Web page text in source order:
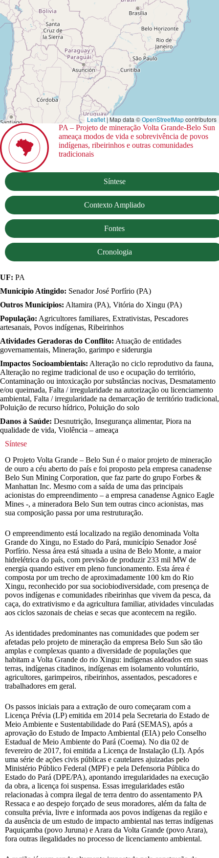
Leaflet | Map data ©OpenStreetMapcontributors
PA – Projeto de mineração Volta Grande-Belo Sun
ameaça modos de vida e sobrevivência de povos
indígenas, ribeirinhos e outras comunidades
tradicionais
Síntese
Contexto Ampliado
Fontes
Cronologia
UF: PA
Município Atingido: Senador José Porfírio (PA)
Outros Municípios: Altamira (PA), Vitória do Xingu (PA)
População: Agricultores familiares, Extrativistas, Pescadores
artesanais, Povos indígenas, Ribeirinhos
Atividades Geradoras do Conflito: Atuação de entidades
governamentais, Mineração, garimpo e siderurgia
Impactos Socioambientais: Alteração no ciclo reprodutivo da fauna,
Alteração no regime tradicional de uso e ocupação do território,
Contaminação ou intoxicação por substâncias nocivas, Desmatamento
e/ou queimada, Falta / irregularidade na autorização ou licenciamento
ambiental, Falta / irregularidade na demarcação de território tradicional,
Poluição de recurso hídrico, Poluição do solo
Danos à Saúde: Desnutrição, Insegurança alimentar, Piora na
qualidade de vida, Violência – ameaça
Síntese
O Projeto Volta Grande – Belo Sun é o maior projeto de mineração
de ouro a céu aberto do país e foi proposto pela empresa canadense
Belo Sun Mining Corporation, que faz parte do grupo Forbes &
Manhattan Inc. Mesmo com a saída de uma das principais
acionistas do empreendimento – a empresa canadense Agnico Eagle
Mines -, a mineradora Belo Sun tem outras cinco acionistas, mas
sua composição passa por uma restruturação.
O empreendimento está localizado na região denominada Volta
Grande do Xingu, no Estado do Pará, município Senador José
Porfírio. Nessa área está situada a usina de Belo Monte, a maior
hidrelétrica do país, com previsão de produzir 233 mil MW de
energia quando estiver em pleno funcionamento. Esta área é
composta por um trecho de aproximadamente 100 km do Rio
Xingu, reconhecido por sua sociobiodiversidade, com presença de
povos indígenas e comunidades ribeirinhas que vivem da pesca, da
caça, do extrativismo e da agricultura familiar, atividades vinculadas
aos ciclos sazonais de cheias e secas que acontecem na região.
As identidades predominantes nas comunidades que podem ser
afetadas pelo projeto de mineração da empresa Belo Sun são tão
amplas e complexas quanto a diversidade de populações que
habitam a Volta Grande do rio Xingu: indígenas aldeados em suas
terras, indígenas citadinos, indígenas em isolamento voluntário,
agricultores, garimpeiros, ribeirinhos, assentados, pescadores e
trabalhadores em geral.
Os passos iniciais para a extração de ouro começaram com a
Licença Prévia (LP) emitida em 2014 pela Secretaria do Estado de
Meio Ambiente e Sustentabilidade do Pará (SEMAS), após a
aprovação do Estudo de Impacto Ambiental (EIA) pelo Conselho
Estadual de Meio Ambiente do Pará (Coema). No dia 02 de
fevereiro de 2017, foi emitida a Licença de Instalação (LI). Após
uma série de ações civis públicas e cautelares ajuizadas pelo
Ministério Público Federal (MPF) e pela Defensoria Pública do
Estado do Pará (DPE/PA), apontando irregularidades na execução
da obra, a licença foi suspensa. Essas irregularidades estão
relacionadas à compra ilegal de terra dentro do assentamento PA
Ressaca e ao despejo forçado de seus moradores, além da falta de
consulta prévia, livre e informada aos povos indígenas da região e
da ausência de um estudo de impacto ambiental nas terras indígenas
Paquiçamba (povo Juruna) e Arara da Volta Grande (povo Arara),
fora outras ilegalidades no processo de licenciamento ambiental.